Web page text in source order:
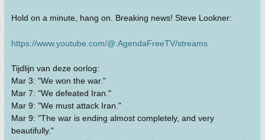
Hold on a minute, hang on. Breaking news! Steve Lookner:
https://www.youtube.com/@:AgendaFreeTV/streams
Tijdlijn van deze oorlog:
Mar 3: "We won the war."
Mar 7: "We defeated Iran."
Mar 9: "We must attack Iran."
Mar 9: "The war is ending almost completely, and very
beautifully."